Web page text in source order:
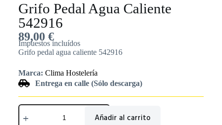
Grifo Pedal Agua Caliente
542916
89,00 €
Impuestos incluídos
Grifo pedal agua caliente 542916
Marca: Clima Hostelería
Entrega en calle (Sólo descarga)
Añadir al carrito